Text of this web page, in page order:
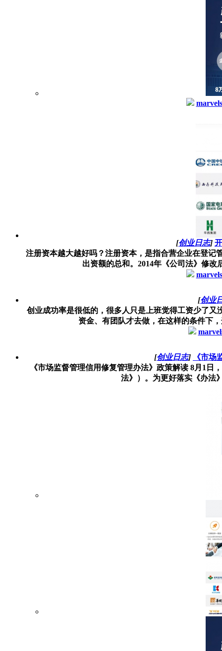
[创业日志]
注册资本越大越好吗？注册资本，是指合营企业在登记
出资额的总和。2014年《公司法》修
[创业
创业成功率是很低的，很多人只是上班觉得工资少了
资金、有团队才去做，在这样的条件下
[创业日志]
《市场
《市场监督管理信用修复管理办法》政策解读 8月1
法》）。为更好落实《办法